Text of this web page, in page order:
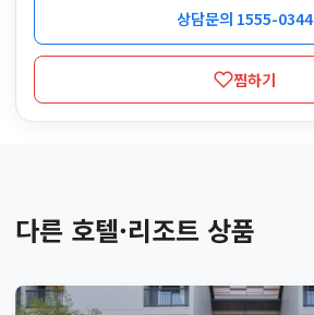
상담문의 1555-0344
찜하기
다른 호텔·리조트 상품